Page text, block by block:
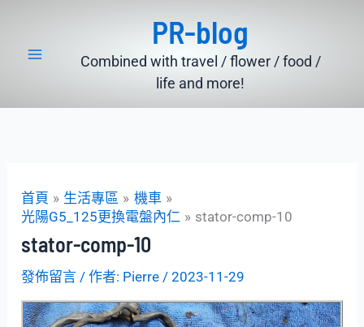
PR-blog
Combined with travel / flower / food /
life and more!
首頁 生活專區
機車
光陽G5_125更換電盤內仁
stator-comp-10
stator-comp-10
發佈留言 / 作者: Pierre /2023-11-29